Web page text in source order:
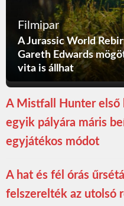
Filmipar
A Jurassic World
Gareth Edwards
vita is állhat
A Mistfall Hunter első
egyik pályára máris
egyjátékos módot
A hat és fél órás
felszerelték az utolsó